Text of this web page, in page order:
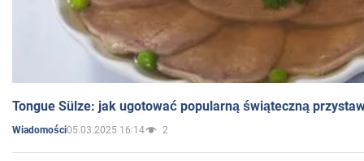
Tongue Sülze: jak ugotować popularną świąteczną
Wiadomości05.03.2025 16:14 2